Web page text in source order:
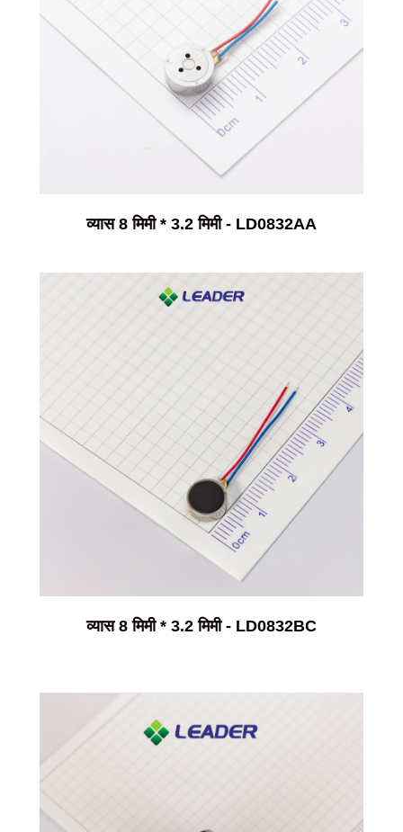
व्यास 8 मिमी * 3.2 मिमी - LD0832AA
व्यास 8 मिमी * 3.2 मिमी - LD0832BC